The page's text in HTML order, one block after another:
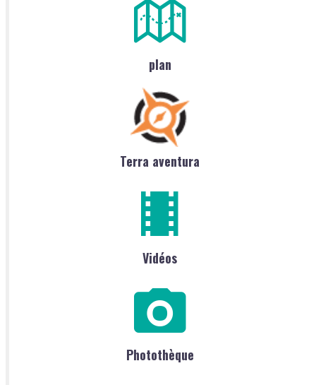
plan
Terra aventura
Vidéos
Photothèque